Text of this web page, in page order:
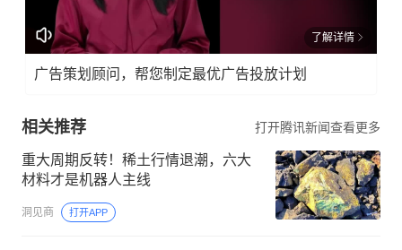
了解详情
广告策划顾问，帮您制定最优广告投放计划
相关推荐 打开腾讯新闻查看更多
重大周期反转！稀土行情退潮，六大
材料才是机器人主线
洞见商 打开APP